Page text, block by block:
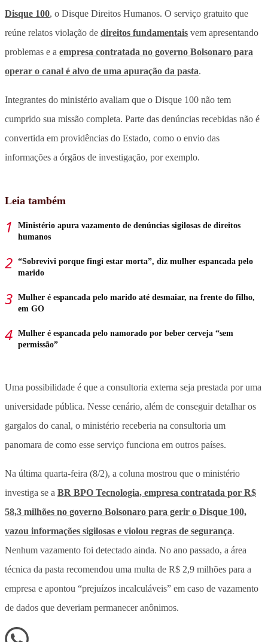
Disque 100, o Disque Direitos Humanos. O serviço gratuito que
reúne relatos violação de direitos fundamentais vem apresentando
problemas e a empresa contratada no governo Bolsonaro para
operar o canal é alvo de uma apuração da pasta.
Integrantes do ministério avaliam que o Disque 100 não tem
cumprido sua missão completa. Parte das denúncias recebidas não é
convertida em providências do Estado, como o envio das
informações a órgãos de investigação, por exemplo.
Leia também
Ministério apura vazamento de denúncias sigilosas de direitos
humanos
“Sobrevivi porque fingi estar morta”, diz mulher espancada pelo
marido
Mulher é espancada pelo marido até desmaiar, na frente do filho,
em GO
Mulher é espancada pelo namorado por beber cerveja “sem
permissão”
Uma possibilidade é que a consultoria externa seja prestada por uma
universidade pública. Nesse cenário, além de conseguir detalhar os
gargalos do canal, o ministério receberia na consultoria um
panomara de como esse serviço funciona em outros países.
Na última quarta-feira (8/2), a coluna mostrou que o ministério
investiga se a BR BPO Tecnologia, empresa contratada por R$
58,3 milhões no governo Bolsonaro para gerir o Disque 100,
vazou informações sigilosas e violou regras de segurança.
Nenhum vazamento foi detectado ainda. No ano passado, a área
técnica da pasta recomendou uma multa de R$ 2,9 milhões para a
empresa e apontou “prejuízos incalculáveis” em caso de vazamento
de dados que deveriam permanecer anônimos.